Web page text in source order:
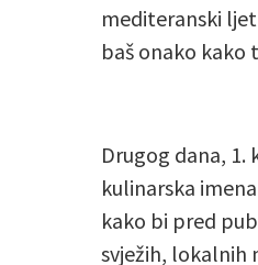
mediteranski
baš onako kako
Drugog dana, 1.
kulinarska
kako bi pred
svježih, lokalnih